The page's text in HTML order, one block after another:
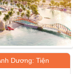
Dương: Tiện